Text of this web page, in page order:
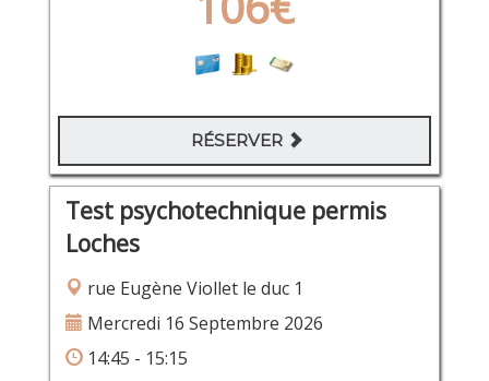
RÉSERVER
Test psychotechnique permis
Loches
rue Eugène Viollet le duc 1
Mercredi 16 Septembre 2026
14:45 - 15:15